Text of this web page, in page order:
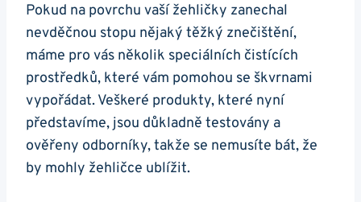
Pokud na povrchu vaší žehličky zanechal
nevděčnou stopu nějaký těžký ⁣znečištění,
máme pro‍ vás několik speciálních čistících
prostředků, které vám ⁣pomohou se škvrnami
vypořádat. Veškeré produkty, které nyní
představíme,‍ jsou důkladně testovány a
ověřeny odborníky, takže​ se nemusíte‌ bát, že
by mohly‍ žehličce⁤ ublížit.